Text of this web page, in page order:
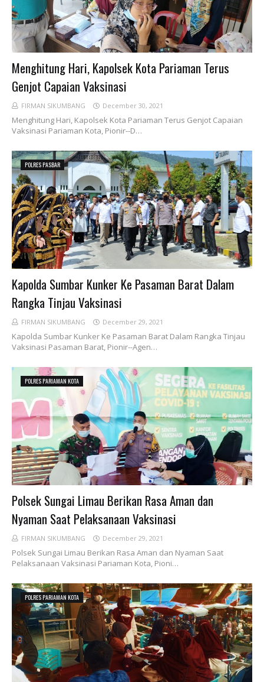
Menghitung Hari, Kapolsek Kota Pariaman Terus
Genjot Capaian Vaksinasi
FIRMAN SIKUMBANG December 30, 2021
Menghitung Hari, Kapolsek Kota Pariaman Terus Genjot Capaian
Vaksinasi Pariaman Kota, Pionir--D…
POLRES PASBAR
Kapolda Sumbar Kunker Ke Pasaman Barat Dalam
Rangka Tinjau Vaksinasi
FIRMAN SIKUMBANG December 29, 2021
Kapolda Sumbar Kunker Ke Pasaman Barat Dalam Rangka Tinjau
Vaksinasi Pasaman Barat, Pionir--Agen…
POLRES PARIAMAN KOTA
Polsek Sungai Limau Berikan Rasa Aman dan
Nyaman Saat Pelaksanaan Vaksinasi
FIRMAN SIKUMBANG December 29, 2021
Polsek Sungai Limau Berikan Rasa Aman dan Nyaman Saat
Pelaksanaan Vaksinasi Pariaman Kota, Pioni…
POLRES PARIAMAN KOTA